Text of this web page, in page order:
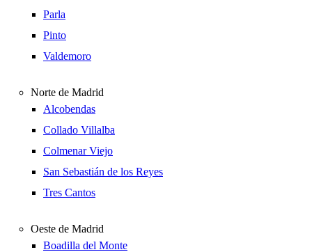
Parla
Pinto
Valdemoro
Norte de Madrid
Alcobendas
Collado Villalba
Colmenar Viejo
San Sebastián de los Reyes
Tres Cantos
Oeste de Madrid
Boadilla del Monte